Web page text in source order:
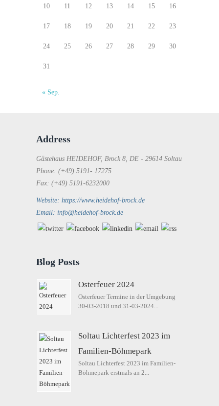
10 11 12 13 14 15 16
17 18 19 20 21 22 23
24 25 26 27 28 29 30
31
« Sep.
Address
Gästehaus HEIDEHOF, Brock 8, DE - 29614 Soltau
Phone: (+49) 5191- 17275
Fax: (+49) 5191-6232000
Website: https://www.heidehof-brock.de
Email: info@heidehof-brock.de
Blog Posts
Osterfeuer 2024
Osterfeuer Termine in der Umgebung
30-03-2018 und 31-03-2024...
Soltau Lichterfest 2023 im
Familien-Böhmepark
Soltau Lichterfest 2023 im Familien-
Böhmepark erstmals an 2...